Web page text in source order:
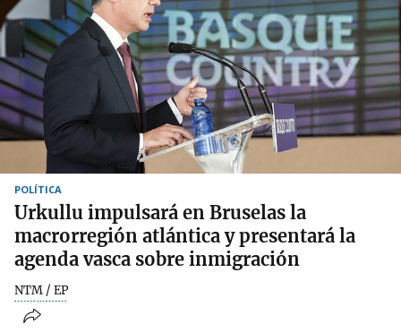
POLÍTICA
Urkullu impulsará en Bruselas la
macrorregión atlántica y presentará la
agenda vasca sobre inmigración
NTM / EP